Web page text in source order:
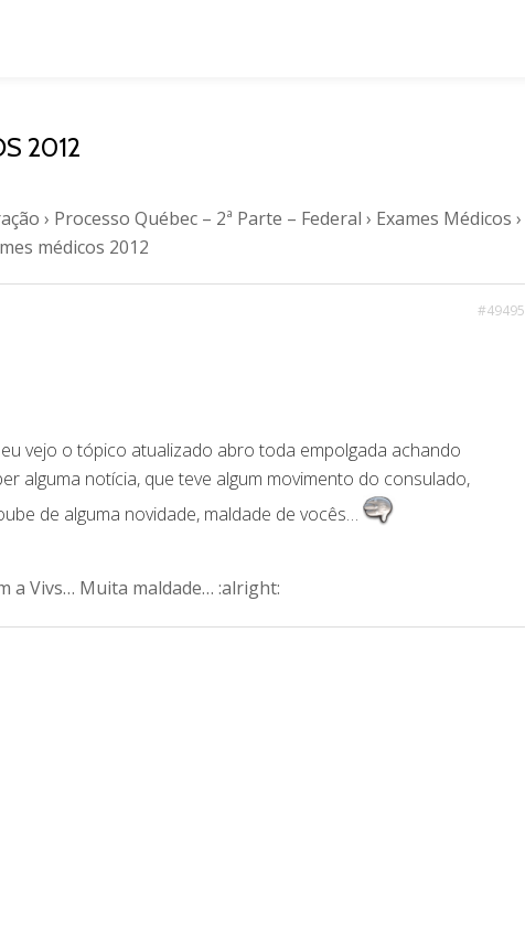
2012
› Processo Québec – 2ª Parte – Federal › Exames Médicos ›
médicos 2012
#49495
vejo o tópico atualizado abro toda empolgada achando
alguma notícia, que teve algum movimento do consulado,
de alguma novidade, maldade de vocês…
a Vivs… Muita maldade… :alright: